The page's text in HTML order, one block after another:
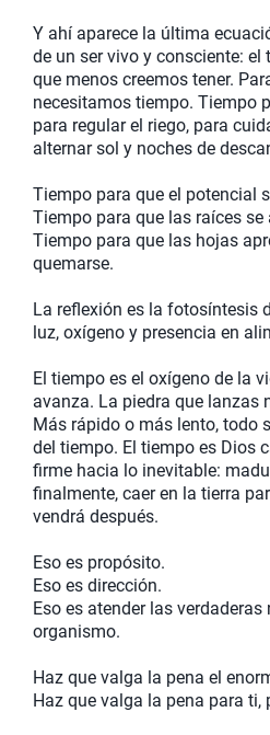
Y ahí aparece la última
de un ser vivo y consciente:
que menos creemos tener.
necesitamos tiempo. Tiempo
para regular el riego, para
alternar sol y noches de
Tiempo para que el potencial
Tiempo para que las raíces se
Tiempo para que las hojas
quemarse.
La reflexión es la fotosíntesis
luz, oxígeno y presencia en
El tiempo es el oxígeno de la
avanza. La piedra que lanzas
Más rápido o más lento, todo
del tiempo. El tiempo es Dios
firme hacia lo inevitable:
finalmente, caer en la tierra
vendrá después.
Eso es propósito.
Eso es dirección.
Eso es atender las
organismo.
Haz que valga la pena el
Haz que valga la pena para ti,